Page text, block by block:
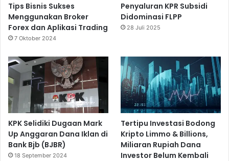
Tips Bisnis Sukses
Menggunakan Broker
Forex dan Aplikasi Trading
7 Oktober 2024
Penyaluran KPR Subsidi
Didominasi FLPP
28 Juli 2025
KPK Selidiki Dugaan Mark
Up Anggaran Dana Iklan di
Bank Bjb (BJBR)
18 September 2024
Tertipu Investasi Bodong
Kripto Limmo & Billions,
Miliaran Rupiah Dana
Investor Belum Kembali